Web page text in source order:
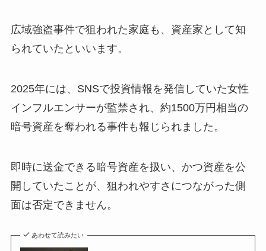
広域強盗事件で狙われた家庭も、資産家として知
られていたといいます。
2025年には、SNSで投資情報を発信していた女性
インフルエンサーが監禁され、約1500万円相当の
暗号資産を奪われる事件も報じられました。
即時に送金できる暗号資産を扱い、かつ資産を公
開していたことが、狙われやすさにつながった側
面は否定できません。
あわせて読みたい